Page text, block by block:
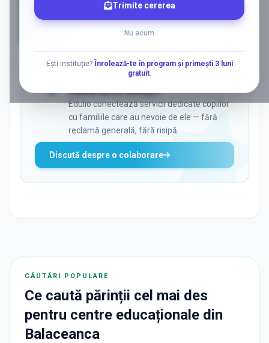
Trimite cererea
Nu acum
Ești instituție?
Înrolează-te în program și primești 3 luni
gratuit.
Vrei să ajungi la părinții care
caută activ soluții?
Edulio conectează servicii dedicate copiilor
cu familiile care au nevoie de ele — fără
reclamă generală, fără risipă.
Discută despre o colaborare
CĂUTĂRI POPULARE
Ce caută părinții cel mai des
pentru centre educaționale din
Balaceanca